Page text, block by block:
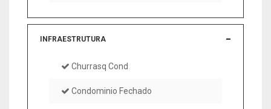
INFRAESTRUTURA
Churrasq Cond
Condominio Fechado